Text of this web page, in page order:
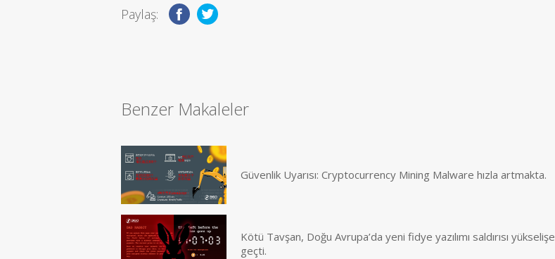
Paylaş:
Benzer Makaleler
Güvenlik Uyarısı: Cryptocurrency Mining Malware hızla artmakta.
Kötü Tavşan, Doğu Avrupa’da yeni fidye yazılımı saldırısı yükselişe
geçti.